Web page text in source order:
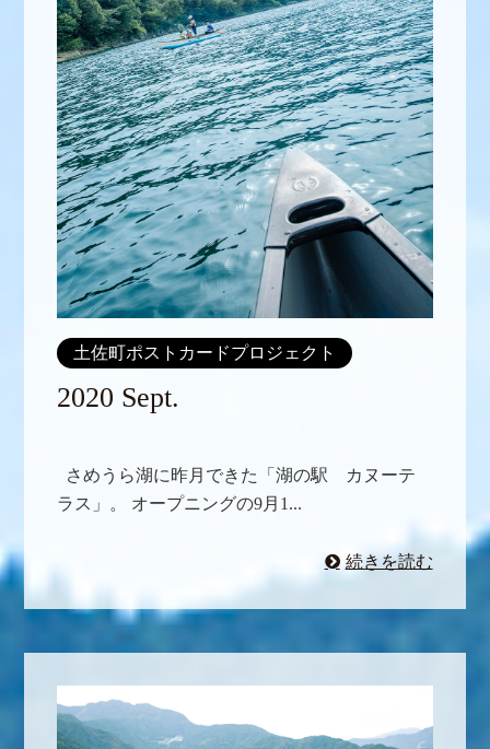
土佐町ポストカードプロジェクト
2020 Sept.
さめうら湖に昨月できた「湖の駅 カヌーテ
ラス」。 オープニングの9月1...
続きを読む